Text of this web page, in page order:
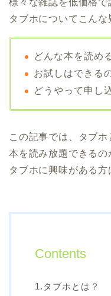
タブホについてこん
どんな本を読め
お試しはできる
どうやって申し
この記事では、タブ
本を読み放題できるの
タブホに興味がある方
Contents
1.タブホとは？